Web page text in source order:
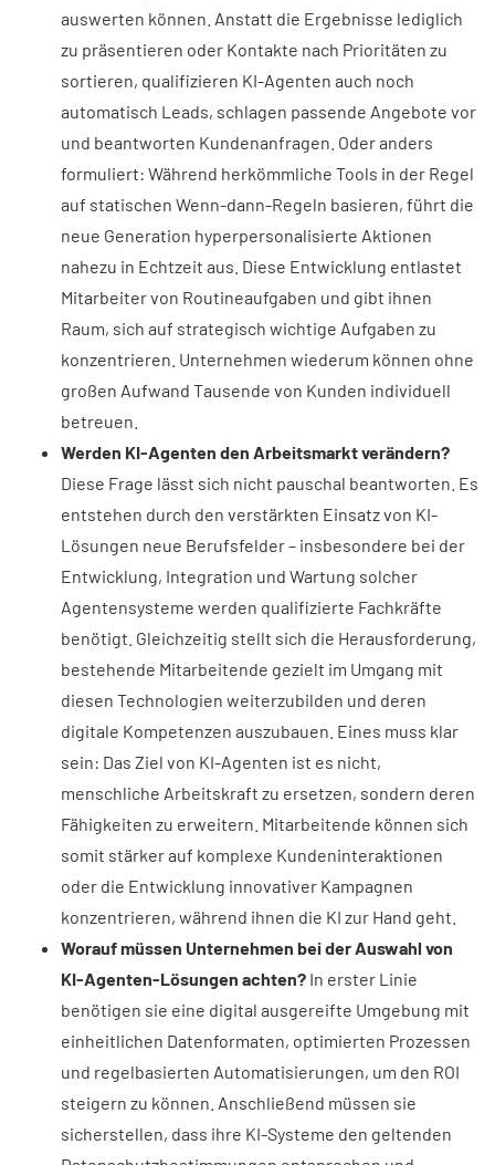
auswerten können. Anstatt die Ergebnisse lediglich
zu präsentieren oder Kontakte nach Prioritäten zu
sortieren, qualifizieren KI-Agenten auch noch
automatisch Leads, schlagen passende Angebote vor
und beantworten Kundenanfragen. Oder anders
formuliert: Während herkömmliche Tools in der Regel
auf statischen Wenn-dann-Regeln basieren, führt die
neue Generation hyperpersonalisierte Aktionen
nahezu in Echtzeit aus. Diese Entwicklung entlastet
Mitarbeiter von Routineaufgaben und gibt ihnen
Raum, sich auf strategisch wichtige Aufgaben zu
konzentrieren. Unternehmen wiederum können ohne
großen Aufwand Tausende von Kunden individuell
betreuen.
Werden KI-Agenten den Arbeitsmarkt verändern?
Diese Frage lässt sich nicht pauschal beantworten. Es
entstehen durch den verstärkten Einsatz von KI-
Lösungen neue Berufsfelder – insbesondere bei der
Entwicklung, Integration und Wartung solcher
Agentensysteme werden qualifizierte Fachkräfte
benötigt. Gleichzeitig stellt sich die Herausforderung,
bestehende Mitarbeitende gezielt im Umgang mit
diesen Technologien weiterzubilden und deren
digitale Kompetenzen auszubauen. Eines muss klar
sein: Das Ziel von KI-Agenten ist es nicht,
menschliche Arbeitskraft zu ersetzen, sondern deren
Fähigkeiten zu erweitern. Mitarbeitende können sich
somit stärker auf komplexe Kundeninteraktionen
oder die Entwicklung innovativer Kampagnen
konzentrieren, während ihnen die KI zur Hand geht.
Worauf müssen Unternehmen bei der Auswahl von
KI-Agenten-Lösungen achten? In erster Linie
benötigen sie eine digital ausgereifte Umgebung mit
einheitlichen Datenformaten, optimierten Prozessen
und regelbasierten Automatisierungen, um den ROI
steigern zu können. Anschließend müssen sie
sicherstellen, dass ihre KI-Systeme den geltenden